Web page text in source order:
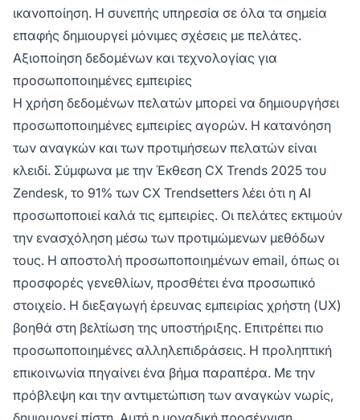
ικανοποίηση. Η συνεπής υπηρεσία σε όλα τα σημεία
επαφής δημιουργεί μόνιμες σχέσεις με πελάτες.
Αξιοποίηση δεδομένων και τεχνολογίας για
προσωποποιημένες εμπειρίες
Η χρήση δεδομένων πελατών μπορεί να δημιουργήσει
προσωποποιημένες εμπειρίες αγορών. Η κατανόηση
των αναγκών και των προτιμήσεων πελατών είναι
κλειδί. Σύμφωνα με την Έκθεση CX Trends 2025 του
Zendesk, το 91% των CX Trendsetters λέει ότι η AI
προσωποποιεί καλά τις εμπειρίες. Οι πελάτες εκτιμούν
την ενασχόληση μέσω των προτιμώμενων μεθόδων
τους. Η αποστολή προσωποποιημένων email, όπως οι
προσφορές γενεθλίων, προσθέτει ένα προσωπικό
στοιχείο. Η διεξαγωγή έρευνας εμπειρίας χρήστη (UX)
βοηθά στη βελτίωση της υποστήριξης. Επιτρέπει πιο
προσωποποιημένες αλληλεπιδράσεις. Η προληπτική
επικοινωνία πηγαίνει ένα βήμα παραπέρα. Με την
πρόβλεψη και την αντιμετώπιση των αναγκών νωρίς,